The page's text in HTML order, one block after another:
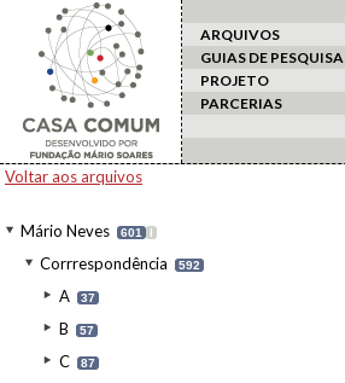
ARQUIVOS
GUIAS DE PESQUISA
PROJETO
PARCERIAS
Voltar aos arquivos
Mário Neves 601 I
Corrrespondência 592
A 37
B 57
C 87